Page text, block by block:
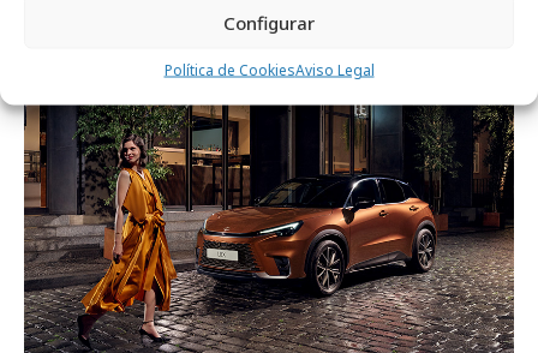
Configurar
Política de CookiesAviso Legal